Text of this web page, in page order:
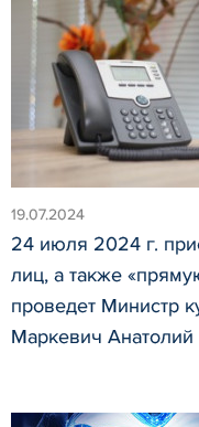
19.07.2024
24 июля 2024 г.
лиц, а также
проведет Министр
Маркевич